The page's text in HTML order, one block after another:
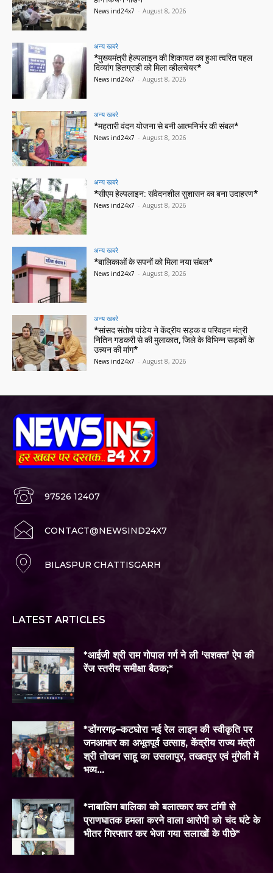
News ind24x7 - August 8, 2026
अन्य खबरे
*मुख्यमंत्री हेल्पलाइन की शिकायत का हुआ त्वरित पहल
दिव्यांग हितग्राही को मिला व्हीलचेयर*
News ind24x7 - August 8, 2026
अन्य खबरे
*महतारी वंदन योजना से बनी आत्मनिर्भर की संबल*
News ind24x7 - August 8, 2026
अन्य खबरे
*सीएम हेल्पलाइन: संवेदनशील सुशासन का बना उदाहरण*
News ind24x7 - August 8, 2026
अन्य खबरे
*बालिकाओं के सपनों को मिला नया संबल*
News ind24x7 - August 8, 2026
अन्य खबरे
*सांसद संतोष पांडेय ने केंद्रीय सड़क व परिवहन मंत्री
नितिन गडकरी से की मुलाकात, जिले के विभिन्न सड़कों के
उन्न्यन की मांग*
News ind24x7 - August 8, 2026
97526 12407
CONTACT@NEWSIND24X7
BILASPUR CHATTISGARH
LATEST ARTICLES
*आईजी श्री राम गोपाल गर्ग ने ली ‘सशक्त’ ऐप की
रेंज स्तरीय समीक्षा बैठक;*
*डोंगरगढ़–कटघोरा नई रेल लाइन की स्वीकृति पर
जनआभार का अभूतपूर्व उत्साह, केंद्रीय राज्य मंत्री
श्री तोखन साहू का उसलापुर, तखतपुर एवं मुंगेली में
भव्य...
*नाबालिग बालिका को बलात्कार कर टांगी से
प्राणघातक हमला करने वाला आरोपी को चंद घंटे के
भीतर गिरफ्तार कर भेजा गया सलाखों के पीछे*